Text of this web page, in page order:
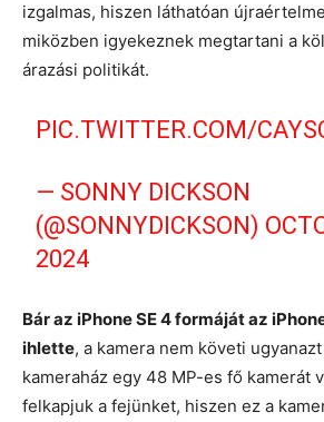
izgalmas, hiszen láthatóan
miközben igyekeznek megtartani a
árazási politikát.
PIC.TWITTER.COM/
— SONNY DICKSON
(@SONNYDICKSON)
2024
Bár az iPhone SE 4 formáját az
ihlette, a kamera nem követi
kameraház egy 48 MP-es fő kamerát
felkapjuk a fejünket, hiszen ez a